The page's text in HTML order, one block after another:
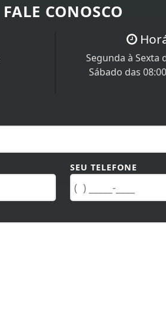
FALE CONOSCO
Segunda à Sexta
Sábado das
SEU TELEFONE